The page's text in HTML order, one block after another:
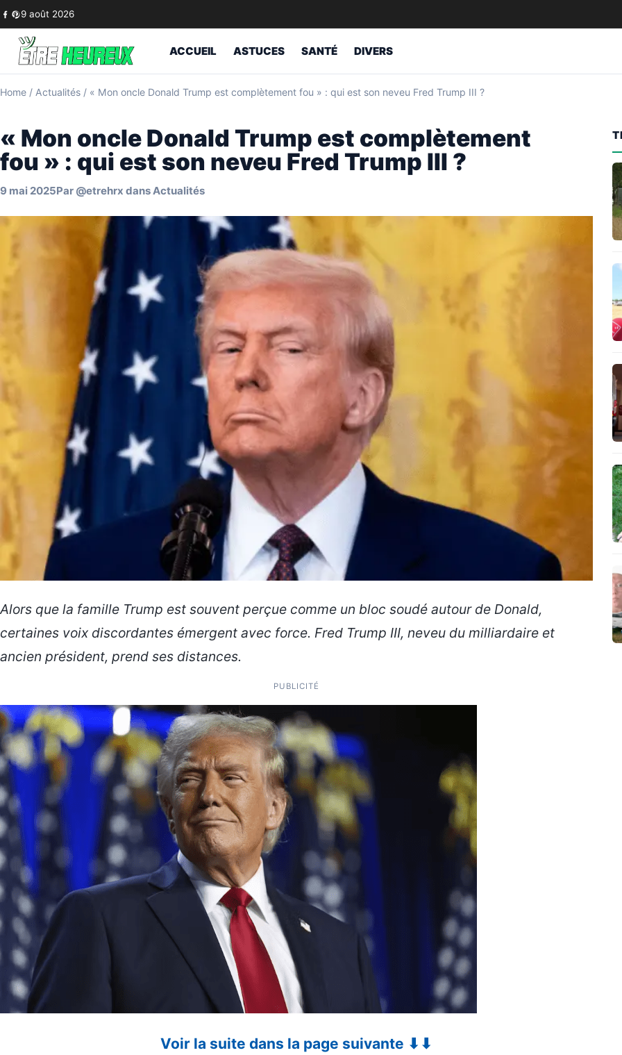
Skip to content
9 août 2026
ACCUEIL ASTUCES SANTÉ DIVERS
Home / Actualités / « Mon oncle Donald Trump est complètement fou » : qui est son neveu Fred Trump III ?
« Mon oncle Donald Trump est complètement
fou » : qui est son neveu Fred Trump III ?
9 mai 2025Par @etrehrx dansActualités
Alors que la famille Trump est souvent perçue comme un bloc soudé autour de Donald,
certaines voix discordantes émergent avec force. Fred Trump III, neveu du milliardaire et
ancien président, prend ses distances.
PUBLICITÉ
Voir la suite dans la page suivante ⬇⬇